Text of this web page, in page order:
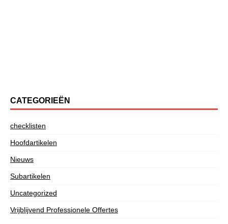
CATEGORIEËN
checklisten
Hoofdartikelen
Nieuws
Subartikelen
Uncategorized
Vrijblijvend Professionele Offertes